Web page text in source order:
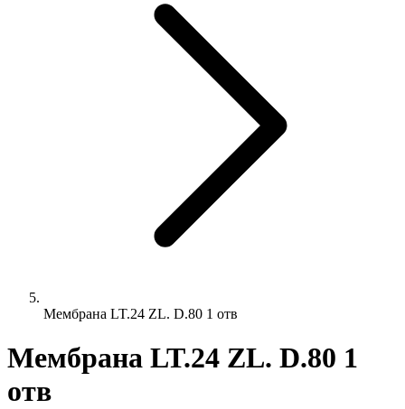
Мембрана LT.24 ZL. D.80 1 отв
Мембрана LT.24 ZL. D.80 1
отв